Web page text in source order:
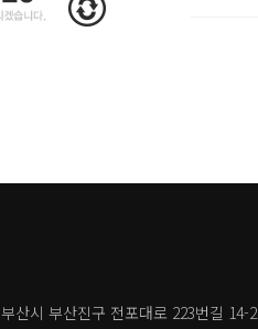
부산시 부산진구 전포대로 223번길 14-